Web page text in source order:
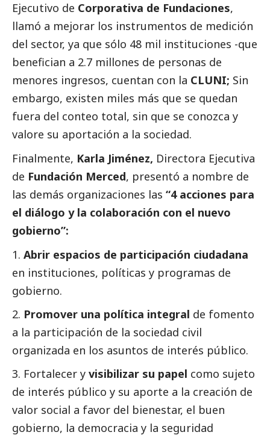
Ejecutivo de Corporativa de Fundaciones,
llamó a mejorar los instrumentos de medición
del sector, ya que sólo 48 mil instituciones -que
benefician a 2.7 millones de personas de
menores ingresos, cuentan con la CLUNI; Sin
embargo, existen miles más que se quedan
fuera del conteo total, sin que se conozca y
valore su aportación a la sociedad.
Finalmente, Karla Jiménez, Directora Ejecutiva
de Fundación Merced, presentó a nombre de
las demás organizaciones las “4 acciones para
el diálogo y la colaboración con el nuevo
gobierno”:
Abrir espacios de participación ciudadana
en instituciones, políticas y programas de
gobierno.
Promover una política integral de fomento
a la participación de la sociedad civil
organizada en los asuntos de interés público.
Fortalecer y visibilizar su papel como sujeto
de interés público y su aporte a la creación de
valor social a favor del bienestar, el buen
gobierno, la democracia y la seguridad